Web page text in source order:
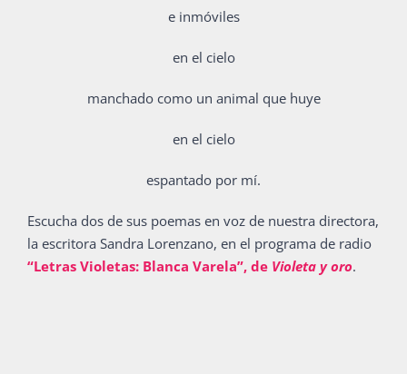
e inmóviles
en el cielo
manchado como un animal que huye
en el cielo
espantado por mí.
Escucha dos de sus poemas en voz de nuestra directora,
la escritora Sandra Lorenzano, en el programa de radio
“Letras Violetas: Blanca Varela”, de Violeta y oro.